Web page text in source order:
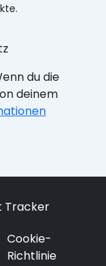
du die
deinem
Tracker
Cookie-
Richtlinie